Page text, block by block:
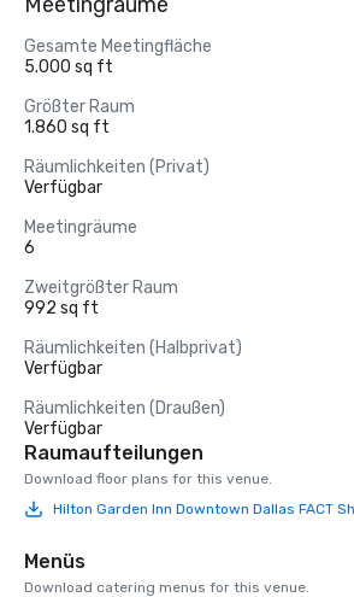
Gesamte Meetingfläche
5.000 sq ft
Größter Raum
1.860 sq ft
Räumlichkeiten (Privat)
Verfügbar
Meetingräume
6
Zweitgrößter Raum
992 sq ft
Räumlichkeiten (Halbprivat)
Verfügbar
Räumlichkeiten (Draußen)
Verfügbar
Raumaufteilungen
Download floor plans for this venue.
Hilton Garden Inn Downtown Dallas FACT
Menüs
Download catering menus for this venue.